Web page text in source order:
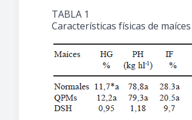
TABLA 1
Características físicas de